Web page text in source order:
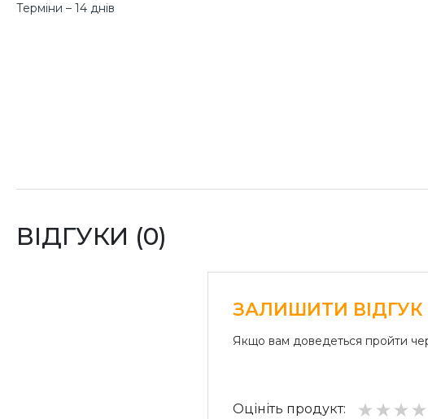
Терміни – 14 днів
ВІДГУКИ (0)
ЗАЛИШИТИ ВІДГУК
Якщо вам доведеться пройти
Оцініть продукт: